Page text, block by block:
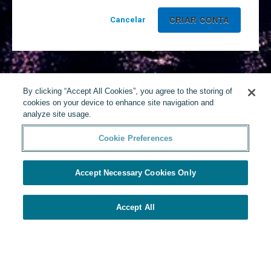
Cancelar
By clicking “Accept All Cookies”, you agree to the storing of
cookies on your device to enhance site navigation and
analyze site usage.
Cookie Preferences
Accept Necessary Cookies Only
Accept All